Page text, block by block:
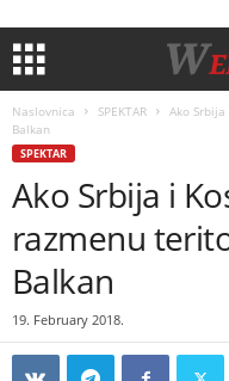
Naslovnica SPEKTAR
Ako
Balkan
SPEKTAR
Ako Srbija i
razmenu
Balkan
19. February 2018.